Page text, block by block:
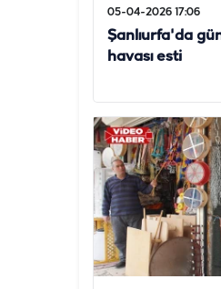
05-04-2026 17:06
Şanlıurfa'da
havası esti